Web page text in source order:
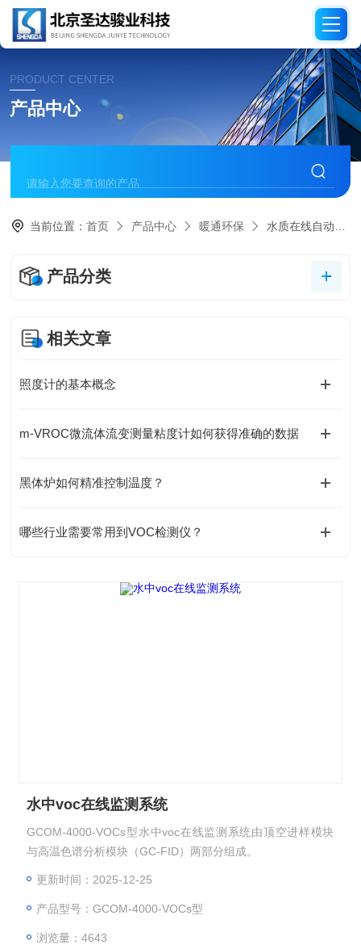
PRODUCT CENTER
产品中心
当前位置：首页 产品中心 暖通环保 水质在线自动分析仪
产品分类
相关文章
照度计的基本概念
m-VROC微流体流变测量粘度计如何获得准确的数据
黑体炉如何精准控制温度？
哪些行业需要常用到VOC检测仪？
水中voc在线监测系统
GCOM-4000-VOCs型水中voc在线监测系统由顶空进样模块
与高温色谱分析模块（GC-FID）两部分组成。
更新时间：2025-12-25
产品型号：GCOM-4000-VOCs型
浏览量：4643